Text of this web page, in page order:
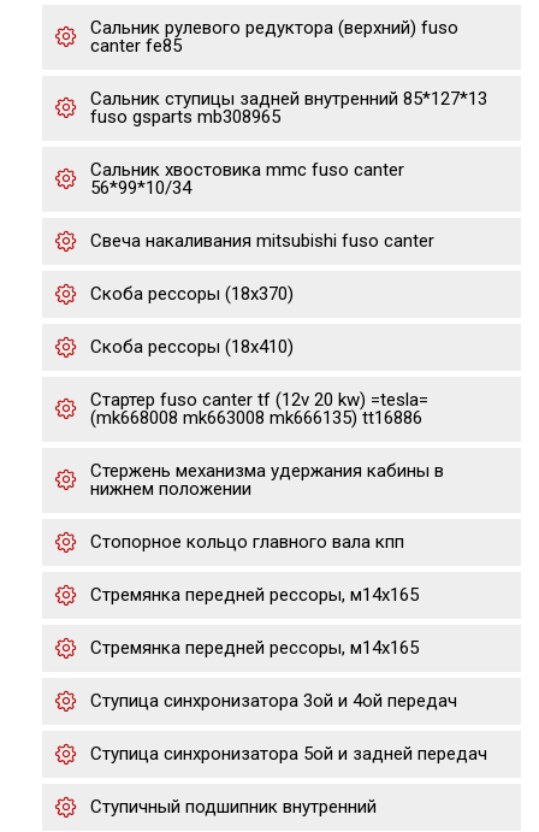
Сальник рулевого редуктора (верхний) fuso
canter fe85
Сальник ступицы задней внутренний 85*127*13
fuso gsparts mb308965
Сальник хвостовика mmc fuso canter
56*99*10/34
Свеча накаливания mitsubishi fuso canter
Скоба рессоры (18x370)
Скоба рессоры (18x410)
Стартер fuso canter tf (12v 20 kw) =tesla=
(mk668008 mk663008 mk666135) tt16886
Стержень механизма удержания кабины в
нижнем положении
Стопорное кольцо главного вала кпп
Стремянка передней рессоры, м14x165
Стремянка передней рессоры, м14x165
Ступица синхронизатора 3ой и 4ой передач
Ступица синхронизатора 5ой и задней передач
Ступичный подшипник внутренний